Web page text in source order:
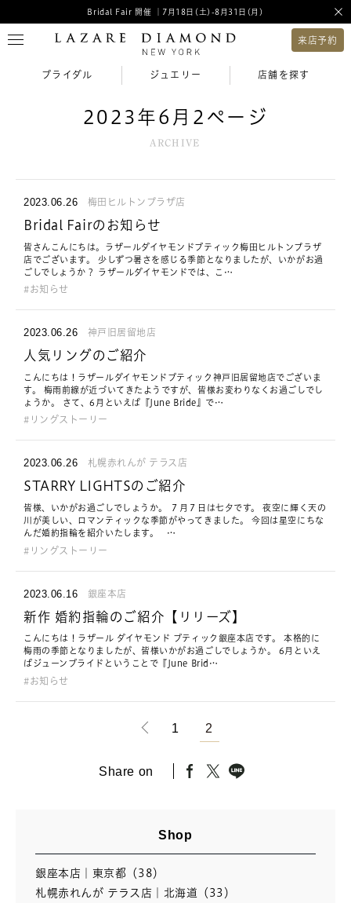
Bridal Fair 開催 ｜7月18日(土)-8月31日(月)
来店予約
ブライダル ジュエリー 店舗を探す
2023年6月2ページ
ARCHIVE
2023.06.26 梅田ヒルトンプラザ店
Bridal Fairのお知らせ
皆さんこんにちは。ラザールダイヤモンドブティック梅田ヒルトンプラザ
店でございます。 少しずつ暑さを感じる季節となりましたが、いかがお過
ごしでしょうか？ ラザールダイヤモンドでは、こ…
お知らせ
2023.06.26 神戸旧居留地店
人気リングのご紹介
こんにちは！ラザールダイヤモンドブティック神戸旧居留地店でございま
す。 梅雨前線が近づいてきたようですが、皆様お変わりなくお過ごしでし
ょうか。 さて、6月といえば『June Bride』で…
リングストーリー
2023.06.26 札幌赤れんが テラス店
STARRY LIGHTSのご紹介
皆様、いかがお過ごしでしょうか。 ７月７日は七夕です。 夜空に輝く天の
川が美しい、ロマンティックな季節がやってきました。 今回は星空にちな
んだ婚約指輪を紹介いたします。 …
リングストーリー
2023.06.16 銀座本店
新作 婚約指輪のご紹介【リリーズ】
こんにちは！ラザール ダイヤモンド ブティック銀座本店です。 本格的に
梅雨の季節となりましたが、皆様いかがお過ごしでしょうか。 6月といえ
ばジューンブライドということで『June Brid…
お知らせ
1 2
Share on
Shop
銀座本店｜東京都（38）
札幌赤れんが テラス店｜北海道（33）